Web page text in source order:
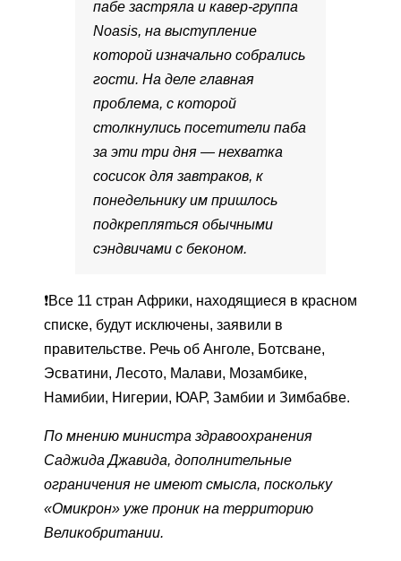
пабе застряла и кавер-группа
Noasis, на выступление
которой изначально собрались
гости. На деле главная
проблема, с которой
столкнулись посетители паба
за эти три дня — нехватка
сосисок для завтраков, к
понедельнику им пришлось
подкрепляться обычными
сэндвичами с беконом.
❗️Все 11 стран Африки, находящиеся в красном
списке, будут исключены, заявили в
правительстве. Речь об Анголе, Ботсване,
Эсватини, Лесото, Малави, Мозамбике,
Намибии, Нигерии, ЮАР, Замбии и Зимбабве.
По мнению министра здравоохранения
Саджида Джавида, дополнительные
ограничения не имеют смысла, поскольку
«Омикрон» уже проник на территорию
Великобритании.